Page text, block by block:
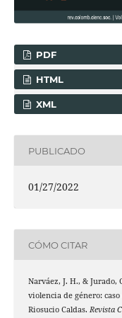
PDF
HTML
XML
PUBLICADO
01/27/2022
CÓMO CITAR
Narváez, J. H., & Jurado,
violencia de género:
Riosucio Caldas. Revista